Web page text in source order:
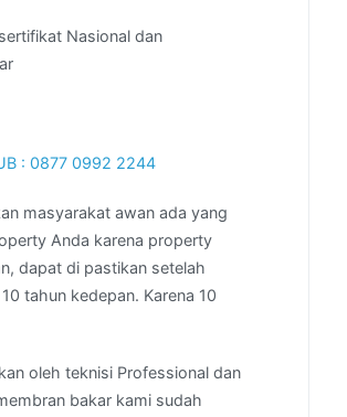
Nasional dan
masyarakat awan ada yang
Anda karena property
dapat di pastikan setelah
tahun kedepan. Karena 10
oleh teknisi Professional dan
bakar kami sudah